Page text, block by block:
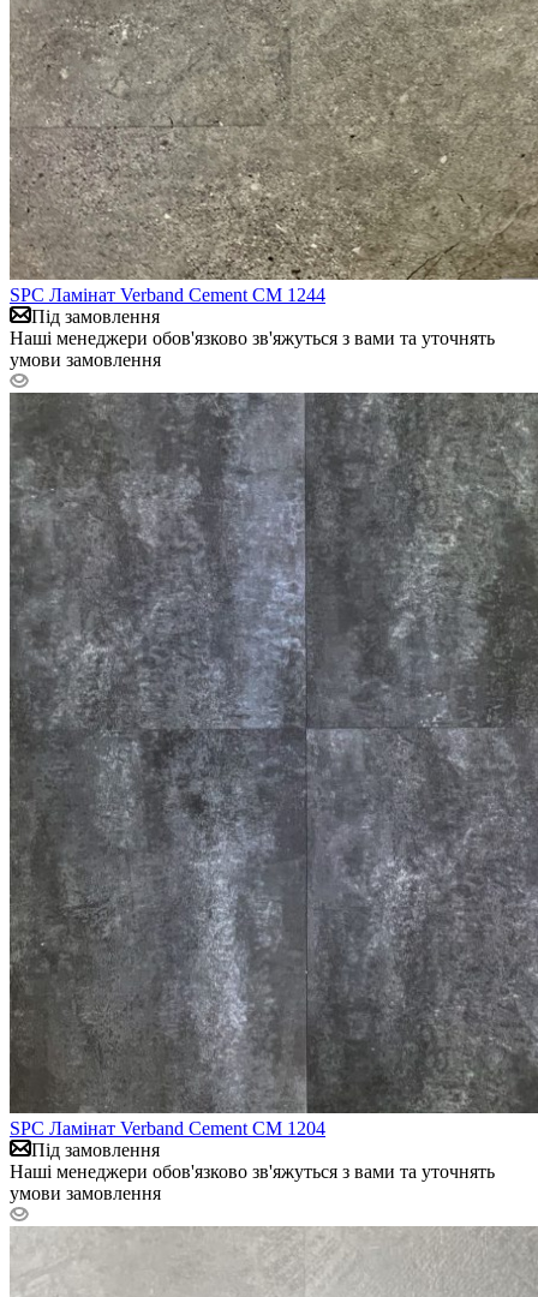
SPC Ламінат Verband Cement CM 1244
Під замовлення
Наші менеджери обов'язково зв'яжуться з вами та уточнять
умови замовлення
SPC Ламінат Verband Cement CM 1204
Під замовлення
Наші менеджери обов'язково зв'яжуться з вами та уточнять
умови замовлення